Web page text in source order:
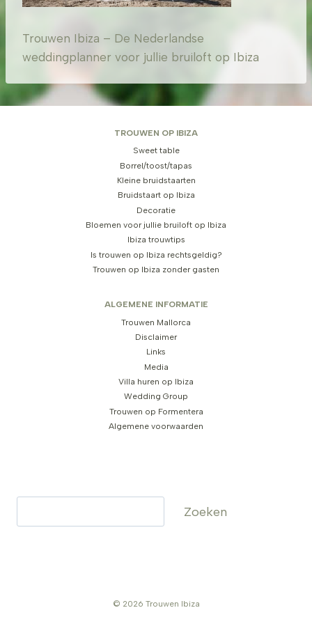
Trouwen Ibiza – De Nederlandse
weddingplanner voor jullie bruiloft op Ibiza
TROUWEN OP IBIZA
Sweet table
Borrel/toost/tapas
Kleine bruidstaarten
Bruidstaart op Ibiza
Decoratie
Bloemen voor jullie bruiloft op Ibiza
Ibiza trouwtips
Is trouwen op Ibiza rechtsgeldig?
Trouwen op Ibiza zonder gasten
ALGEMENE INFORMATIE
Trouwen Mallorca
Disclaimer
Links
Media
Villa huren op Ibiza
Wedding Group
Trouwen op Formentera
Algemene voorwaarden
Zoeken
© 2026 Trouwen Ibiza